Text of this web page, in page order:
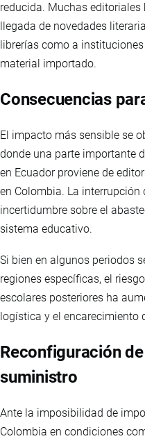
reducida. Muchas
llegada de novedades
librerías como a
material importado.
Consecuencias
El impacto más sensible se
donde una parte importante
en Ecuador proviene de
en Colombia. La interrupción
incertidumbre sobre el
sistema educativo.
Si bien en algunos periodos
regiones específicas, el
escolares posteriores ha
logística y el encarecimiento
Reconfiguración
suministro
Ante la imposibilidad de
Colombia en condiciones